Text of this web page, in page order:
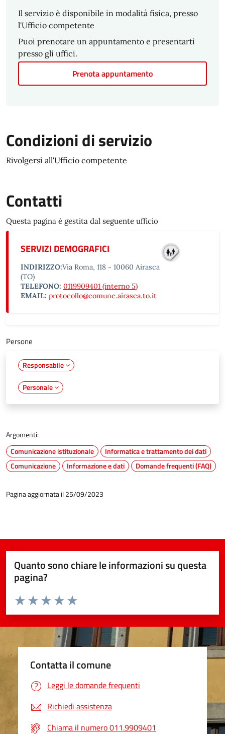
Il servizio è disponibile in modalità fisica, presso
l'Ufficio competente
Puoi prenotare un appuntamento e presentarti
presso gli uffici.
Prenota appuntamento
Condizioni di servizio
Rivolgersi all'Ufficio competente
Contatti
Questa pagina è gestita dal seguente ufficio
SERVIZI DEMOGRAFICI
INDIRIZZO:Via Roma, 118 - 10060 Airasca
(TO)
TELEFONO: 0119909401 (interno 5)
EMAIL: protocollo@comune.airasca.to.it
Persone
Responsabile
Personale
Argomenti:
Comunicazione istituzionale
Informatica e trattamento dei dati
Comunicazione
Informazione e dati Domande frequenti (FAQ)
Pagina aggiornata il 25/09/2023
Quanto sono chiare le informazioni su questa
pagina?
Valuta da 1 a 5 stelle la pagina
Valuta 5 stelle su 5
Valuta 4 stelle su 5
Valuta 3 stelle su 5
Valuta 2 stelle su 5
Valuta 1 stelle su 5
Contatta il comune
Leggi le domande frequenti
Richiedi assistenza
Chiama il numero 011.9909401